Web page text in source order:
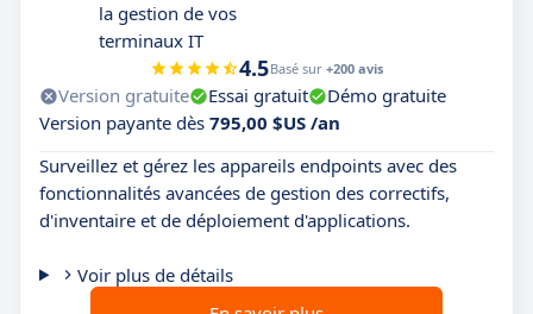
la gestion de vos
terminaux IT
4.5Basé sur +200 avis
Version gratuite Essai gratuit
Démo gratuite
Version payante dès 795,00 $US /an
Surveillez et gérez les appareils endpoints avec des
fonctionnalités avancées de gestion des correctifs,
d'inventaire et de déploiement d'applications.
Voir plus de détails